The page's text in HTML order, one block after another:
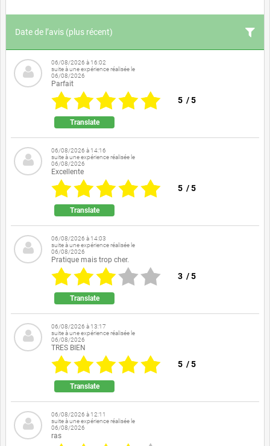
Date de l’avis (plus récent)
06/08/2026 à 16:02
suite à une expérience réalisée le
06/08/2026
Parfait
5 /5
Translate
06/08/2026 à 14:16
suite à une expérience réalisée le
06/08/2026
Excellente
5 /5
Translate
06/08/2026 à 14:03
suite à une expérience réalisée le
06/08/2026
Pratique mais trop cher.
3 /5
Translate
06/08/2026 à 13:17
suite à une expérience réalisée le
06/08/2026
TRES BIEN
5 /5
Translate
06/08/2026 à 12:11
suite à une expérience réalisée le
06/08/2026
ras